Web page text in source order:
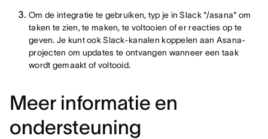
Om de integratie te gebruiken, typ je in Slack "/asana" om
taken te zien, te maken, te voltooien of er reacties op te
geven. Je kunt ook Slack-kanalen koppelen aan Asana-
projecten om updates te ontvangen wanneer een taak
wordt gemaakt of voltooid.
Meer informatie en
ondersteuning